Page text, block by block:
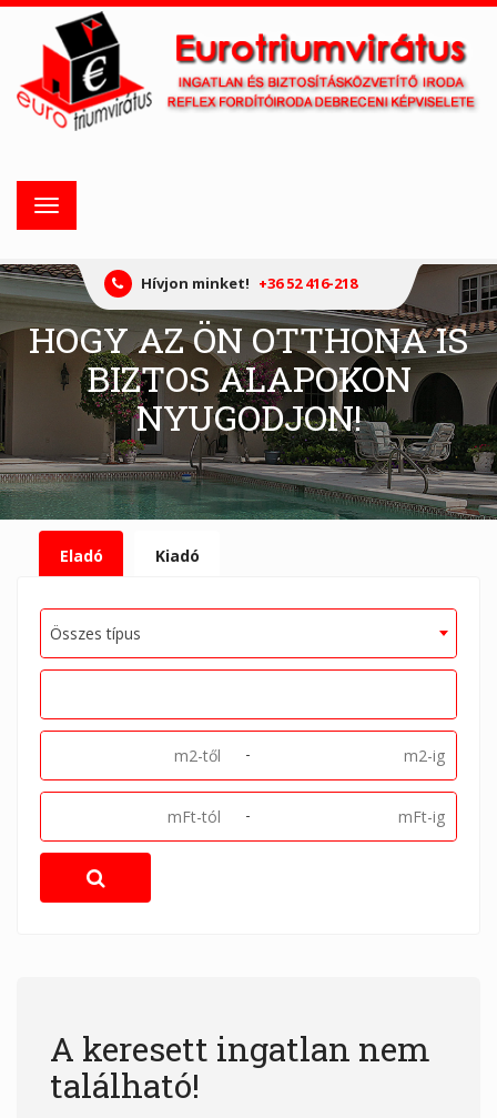
Toggle
navigation
Hívjon minket! +36 52 416-218
HOGY AZ ÖN OTTHONA IS
BIZTOS ALAPOKON
NYUGODJON!
Eladó Kiadó
Összes típus
-
-
A keresett ingatlan nem
található!